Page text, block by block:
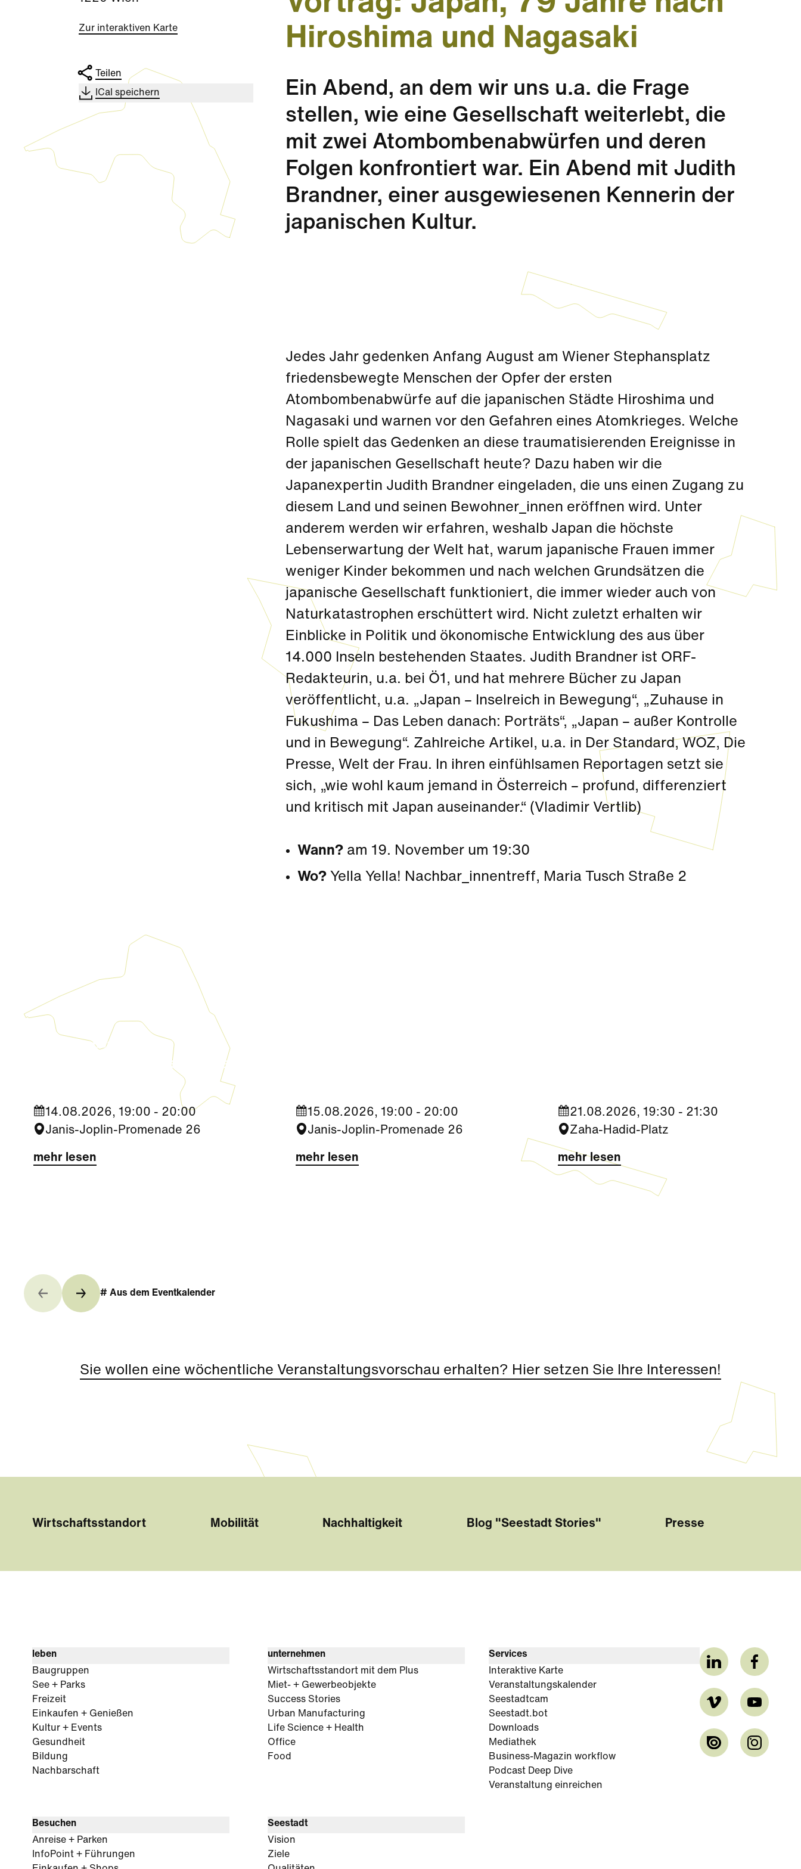
Zur interaktiven Karte
Teilen
ICal speichern
Hiroshima und Nagasaki
Ein Abend, an dem wir uns u.a. die Frage
stellen, wie eine Gesellschaft weiterlebt, die
mit zwei Atombombenabwürfen und deren
Folgen konfrontiert war. Ein Abend mit Judith
Brandner, einer ausgewiesenen Kennerin der
japanischen Kultur.
Jedes Jahr gedenken Anfang August am Wiener Stephansplatz
friedensbewegte Menschen der Opfer der ersten
Atombombenabwürfe auf die japanischen Städte Hiroshima und
Nagasaki und warnen vor den Gefahren eines Atomkrieges. Welche
Rolle spielt das Gedenken an diese traumatisierenden Ereignisse in
der japanischen Gesellschaft heute? Dazu haben wir die
Japanexpertin Judith Brandner eingeladen, die uns einen Zugang zu
diesem Land und seinen Bewohner_innen eröffnen wird. Unter
anderem werden wir erfahren, weshalb Japan die höchste
Lebenserwartung der Welt hat, warum japanische Frauen immer
weniger Kinder bekommen und nach welchen Grundsätzen die
japanische Gesellschaft funktioniert, die immer wieder auch von
Naturkatastrophen erschüttert wird. Nicht zuletzt erhalten wir
Einblicke in Politik und ökonomische Entwicklung des aus über
14.000 Inseln bestehenden Staates. Judith Brandner ist ORF-
Redakteurin, u.a. bei Ö1, und hat mehrere Bücher zu Japan
veröffentlicht, u.a. „Japan – Inselreich in Bewegung“, „Zuhause in
Fukushima – Das Leben danach: Porträts“, „Japan – außer Kontrolle
und in Bewegung“. Zahlreiche Artikel, u.a. in Der Standard, WOZ, Die
Presse, Welt der Frau. In ihren einfühlsamen Reportagen setzt sie
sich, „wie wohl kaum jemand in Österreich – profund, differenziert
und kritisch mit Japan auseinander.“ (Vladimir Vertlib)
Wann? am 19. November um 19:30
Wo? Yella Yella! Nachbar_innentreff, Maria Tusch Straße 2
Nachbarschaft
Seestadt Stars | Roberto Jara
14.08.2026, 19:00 - 20:00
Janis-Joplin-Promenade 26
mehr lesen
15.08.2026, 19:00 - 20:00
Janis-Joplin-Promenade 26
mehr lesen
21.08.2026, 19:30 - 21:30
Zaha-Hadid-Platz
mehr lesen
# Aus dem Eventkalender
Sie wollen eine wöchentliche Veranstaltungsvorschau erhalten? Hier setzen Sie Ihre Interessen!
Wirtschaftsstandort Mobilität Nachhaltigkeit Blog "Seestadt Stories" Presse
leben
Baugruppen
See + Parks
Freizeit
Einkaufen + Genießen
Kultur + Events
Gesundheit
Bildung
Nachbarschaft
unternehmen
Wirtschaftsstandort mit dem Plus
Miet- + Gewerbeobjekte
Success Stories
Urban Manufacturing
Life Science + Health
Office
Food
Besuchen
Anreise + Parken
InfoPoint + Führungen
Seestadt
Vision
Ziele
Services
Interaktive Karte
Veranstaltungskalender
Seestadtcam
Seestadt.bot
Downloads
Mediathek
Business-Magazin workflow
Podcast Deep Dive
Veranstaltung einreichen